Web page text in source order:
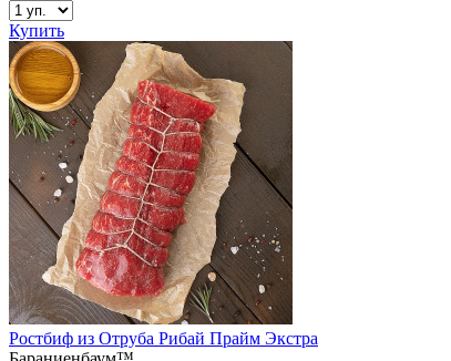
Купить
Ростбиф из Отруба Рибай Прайм Экстра